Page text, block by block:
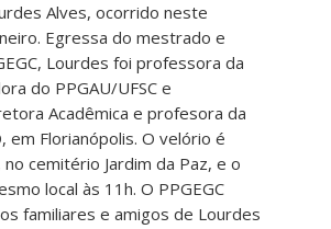
Alves, ocorrido neste
Egressa do mestrado e
Lourdes foi professora da
do PPGAU/UFSC e
Acadêmica e profesora da
em Florianópolis. O velório é
cemitério Jardim da Paz, e o
local às 11h. O PPGEGC
familiares e amigos de Lourdes